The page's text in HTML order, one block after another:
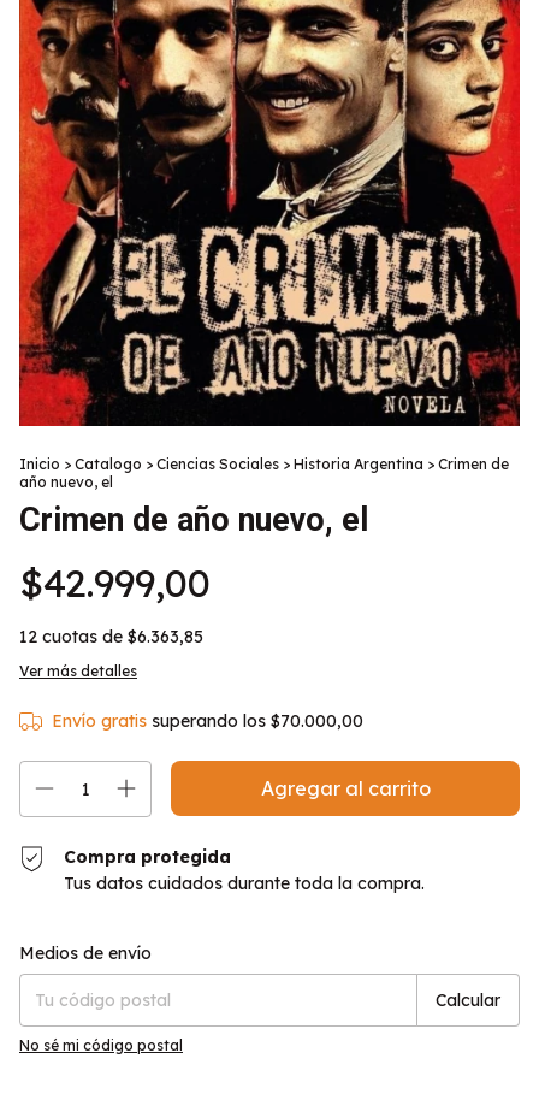
Inicio > Catalogo > Ciencias Sociales > Historia Argentina > Crimen de
año nuevo, el
Crimen de año nuevo, el
$42.999,00
12 cuotas de $6.363,85
Ver más detalles
Envío gratis superando los $70.000,00
Compra protegida
Tus datos cuidados durante toda la compra.
Entregas para el CP:
Medios de envío
Calcular
No sé mi código postal